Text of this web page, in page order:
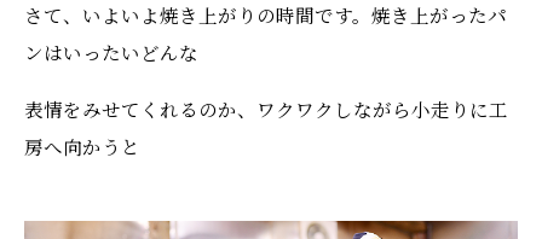
さて、いよいよ焼き上がりの時間です。焼き上がったパ
ンはいったいどんな
表情をみせてくれるのか、ワクワクしながら小走りに工
房へ向かうと